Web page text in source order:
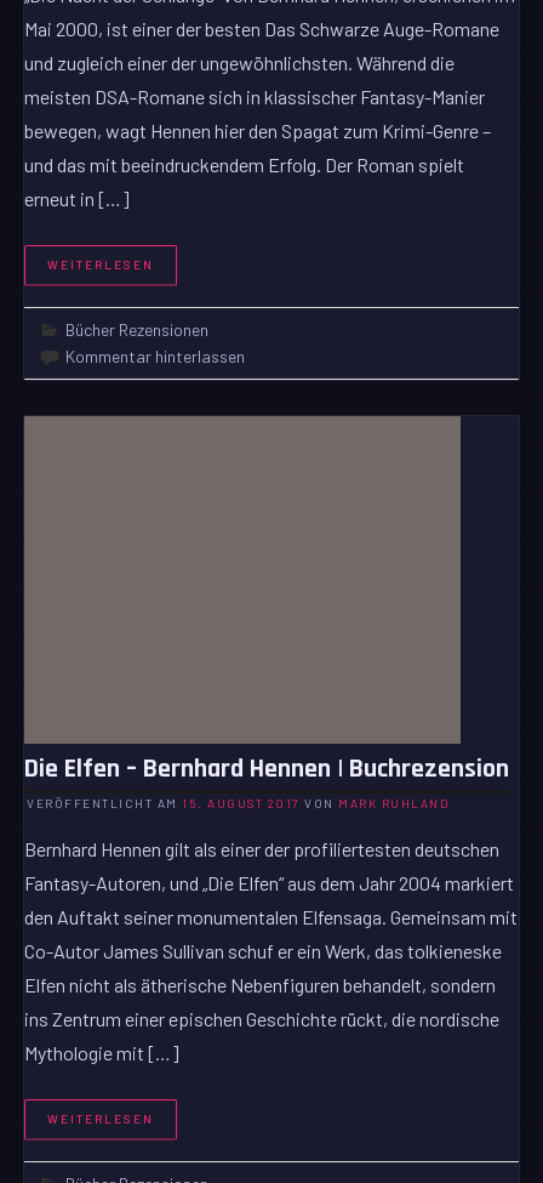
Mai 2000, ist einer der besten Das Schwarze Auge-Romane
und zugleich einer der ungewöhnlichsten. Während die
meisten DSA-Romane sich in klassischer Fantasy-Manier
bewegen, wagt Hennen hier den Spagat zum Krimi-Genre –
und das mit beeindruckendem Erfolg. Der Roman spielt
erneut in […]
WEITERLESEN
Bücher Rezensionen
Kommentar hinterlassen
Die Elfen – Bernhard Hennen | Buchrezension
VERÖFFENTLICHT AM 15. AUGUST 2017 VON MARK RUHLAND
Bernhard Hennen gilt als einer der profiliertesten deutschen
Fantasy-Autoren, und „Die Elfen“ aus dem Jahr 2004 markiert
den Auftakt seiner monumentalen Elfensaga. Gemeinsam mit
Co-Autor James Sullivan schuf er ein Werk, das tolkieneske
Elfen nicht als ätherische Nebenfiguren behandelt, sondern
ins Zentrum einer epischen Geschichte rückt, die nordische
Mythologie mit […]
WEITERLESEN